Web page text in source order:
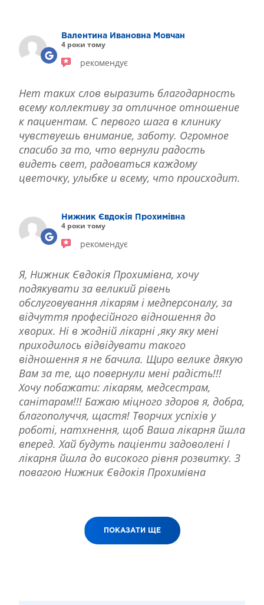
ІНТЕРНЕТ-МАГАЗИН ОПТИКИ
ДИТЯЧА ОФТАЛЬМОЛОГІЯ
Валентина Ивановна Мовчан
4 роки тому
рекомендує
Нет таких слов выразить благодарность
всему коллективу за отличное отношение
к пациентам. С первого шага в клинику
чувствуешь внимание, заботу. Огромное
спасибо за то, что вернули радость
видеть свет, радоваться каждому
цветочку, улыбке и всему, что происходит.
Нижник Євдокія Прохимівна
4 роки тому
рекомендує
Я, Нижник Євдокія Прохимівна, хочу
подякувати за великий рівень
обслуговування лікарям і медперсоналу, за
відчуття професійного відношення до
хворих. Ні в жодній лікарні ,яку яку мені
приходилось відвідувати такого
відношення я не бачила. Щиро велике дякую
Вам за те, що повернули мені радість!!!
Хочу побажати: лікарям, медсестрам,
санітарам!!! Бажаю міцного здоров я, добра,
благополуччя, щастя! Творчих успіхів у
роботі, натхнення, щоб Ваша лікарня йшла
вперед. Хай будуть паціенти задоволені І
лікарня йшла до високого рівня розвитку. З
повагою Нижник Євдокія Прохимівна
ПОКАЗАТИ ЩЕ